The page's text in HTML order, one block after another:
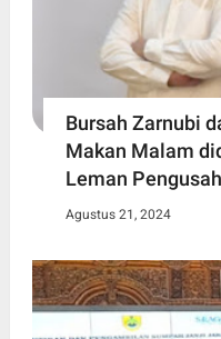
Bursah Zarnubi
Makan Malam
Leman
Agustus 21, 2024